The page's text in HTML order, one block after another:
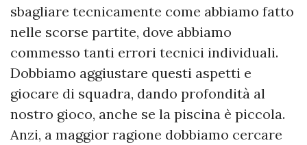
sbagliare tecnicamente come abbiamo fatto
nelle scorse partite, dove abbiamo
commesso tanti errori tecnici individuali.
Dobbiamo aggiustare questi aspetti e
giocare di squadra, dando profondità al
nostro gioco, anche se la piscina è piccola.
Anzi, a maggior ragione dobbiamo cercare